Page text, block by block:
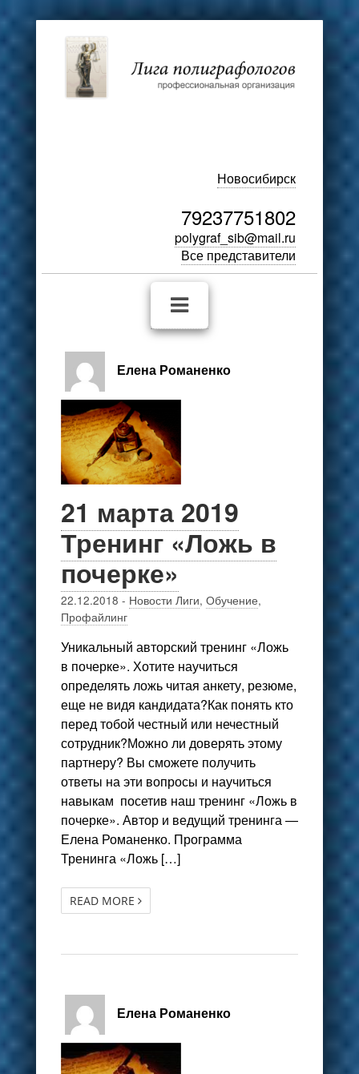
Новосибирск
79237751802
polygraf_sib@mail.ru
Все представители
Елена Романенко
21 марта 2019
Тренинг «Ложь в
почерке»
22.12.2018 - Новости Лиги, Обучение,
Профайлинг
Уникальный авторский тренинг «Ложь
в почерке». Хотите научиться
определять ложь читая анкету, резюме,
еще не видя кандидата?Как понять кто
перед тобой честный или нечестный
сотрудник?Можно ли доверять этому
партнеру? Вы сможете получить
ответы на эти вопросы и научиться
навыкам посетив наш тренинг «Ложь в
почерке». Автор и ведущий тренинга —
Елена Романенко. Программа
Тренинга «Ложь […]
READ MORE
Елена Романенко